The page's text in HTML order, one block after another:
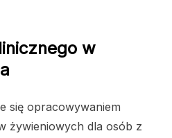
w
się opracowywaniem
żywieniowych dla osób z